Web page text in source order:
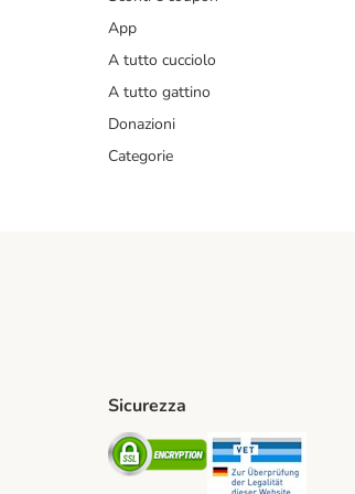
App
A tutto cucciolo
A tutto gattino
Donazioni
Categorie
Sicurezza
Security